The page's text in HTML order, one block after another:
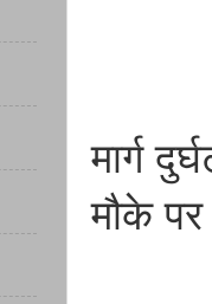
मार्ग
मौके पर